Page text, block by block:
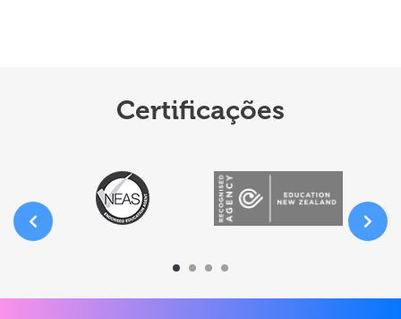
Certificações